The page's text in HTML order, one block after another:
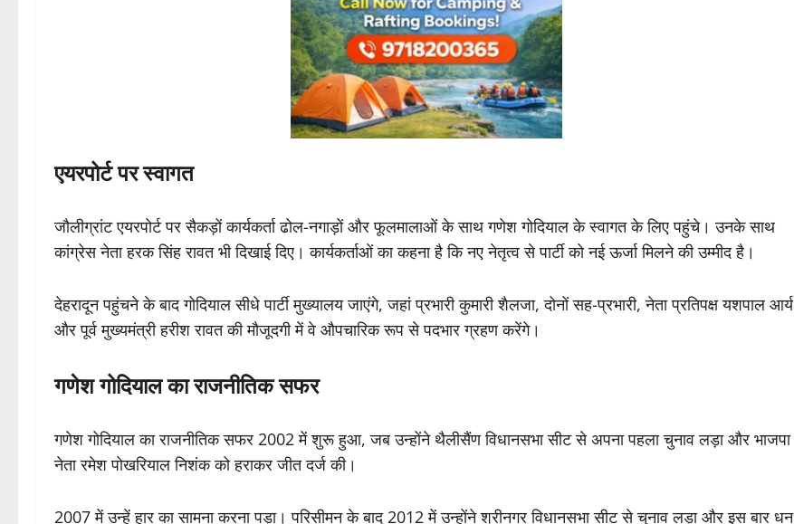
एयरपोर्ट पर स्वागत
जौलीग्रांट एयरपोर्ट पर सैकड़ों कार्यकर्ता ढोल-नगाड़ों और फूलमालाओं के साथ गणेश गोदियाल के स्वागत के लिए पहुंचे। उनके साथ
कांग्रेस नेता हरक सिंह रावत भी दिखाई दिए। कार्यकर्ताओं का कहना है कि नए नेतृत्व से पार्टी को नई ऊर्जा मिलने की उम्मीद है।
देहरादून पहुंचने के बाद गोदियाल सीधे पार्टी मुख्यालय जाएंगे, जहां प्रभारी कुमारी शैलजा, दोनों सह-प्रभारी, नेता प्रतिपक्ष यशपाल आर्य
और पूर्व मुख्यमंत्री हरीश रावत की मौजूदगी में वे औपचारिक रूप से पदभार ग्रहण करेंगे।
गणेश गोदियाल का राजनीतिक सफर
गणेश गोदियाल का राजनीतिक सफर 2002 में शुरू हुआ, जब उन्होंने थैलीसैंण विधानसभा सीट से अपना पहला चुनाव लड़ा और भाजपा
नेता रमेश पोखरियाल निशंक को हराकर जीत दर्ज की।
2007 में उन्हें हार का सामना करना पड़ा। परिसीमन के बाद 2012 में उन्होंने श्रीनगर विधानसभा सीट से चुनाव लड़ा और इस बार धन